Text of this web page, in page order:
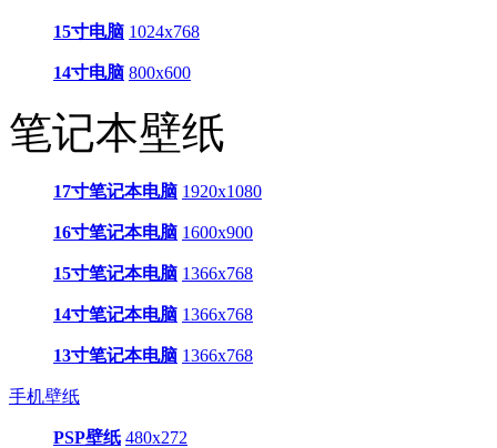
15寸电脑 1024x768
14寸电脑 800x600
笔记本壁纸
17寸笔记本电脑 1920x1080
16寸笔记本电脑 1600x900
15寸笔记本电脑 1366x768
14寸笔记本电脑 1366x768
13寸笔记本电脑 1366x768
手机壁纸
PSP壁纸 480x272